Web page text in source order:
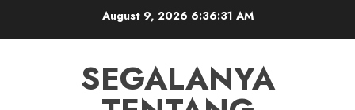
August 9, 2026 6:36:33 AM
SEGALANYA